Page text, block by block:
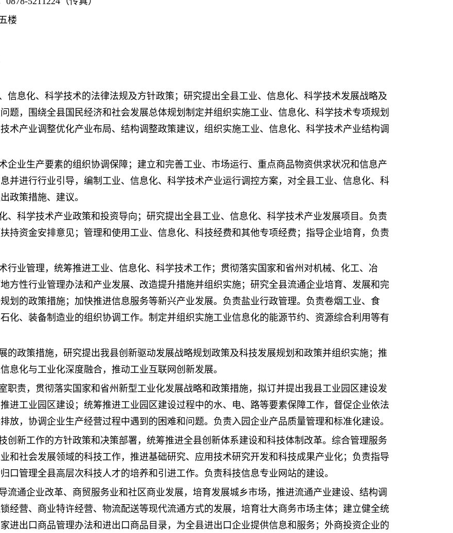
楼
信息化、科学技术的法律法规及方针政策；研究提出全县工业、信息化、科学技术发展战略及
题，围绕全县国民经济和社会发展总体规划制定并组织实施工业、信息化、科学技术专项规划
术产业调整优化产业布局、结构调整政策建议，组织实施工业、信息化、科学技术产业结构调
企业生产要素的组织协调保障；建立和完善工业、市场运行、重点商品物资供求状况和信息产
并进行行业引导，编制工业、信息化、科学技术产业运行调控方案，对全县工业、信息化、科
政策措施、建议。
、科学技术产业政策和投资导向；研究提出全县工业、信息化、科学技术产业发展项目。负责
持资金安排意见；管理和使用工业、信息化、科技经费和其他专项经费；指导企业培育，负责
行业管理，统筹推进工业、信息化、科学技术工作；贯彻落实国家和省州对机械、化工、冶
方性行业管理办法和产业发展、改造提升措施并组织实施；研究全县流通企业培育、发展和完
划的政策措施；加快推进信息服务等新兴产业发展。负责盐业行政管理。负责卷烟工业、食
化、装备制造业的组织协调工作。制定并组织实施工业信息化的能源节约、资源综合利用等有
的政策措施，研究提出我县创新驱动发展战略规划政策及科技发展规划和政策并组织实施；推
息化与工业化深度融合，推动工业互联网创新发展。
职责，贯彻落实国家和省州新型工业化发展战略和政策措施，拟订并提出我县工业园区建设发
进工业园区建设；统筹推进工业园区建设过程中的水、电、路等要素保障工作，督促企业依法
放，协调企业生产经营过程中遇到的困难和问题。负责入园企业产品质量管理和标准化建设。
创新工作的方针政策和决策部署，统筹推进全县创新体系建设和科技体制改革。综合管理服务
和社会发展领域的科技工作，推进基础研究、应用技术研究开发和科技成果产业化；负责指导
口管理全县高层次科技人才的培养和引进工作。负责科技信息专业网站的建设。
流通企业改革、商贸服务业和社区商业发展，培育发展城乡市场，推进流通产业建设、结构调
经营、商业特许经营、物流配送等现代流通方式的发展，培育壮大商务市场主体；建立健全统
进出口商品管理办法和进出口商品目录，为全县进出口企业提供信息和服务；外商投资企业的